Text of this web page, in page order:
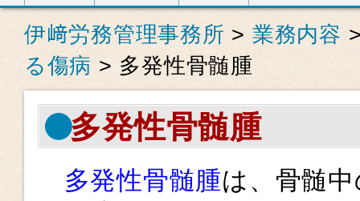
伊﨑労務管理事務所 > 業務内容
る傷病 > 多発性骨髄腫
多発性骨髄腫
多発性骨髄腫は、骨髄